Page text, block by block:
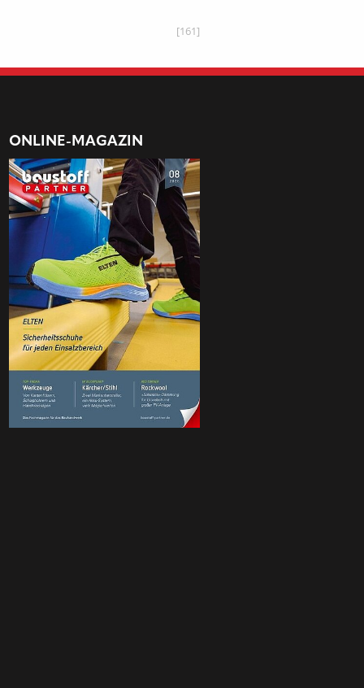
[161]
ONLINE-MAGAZIN